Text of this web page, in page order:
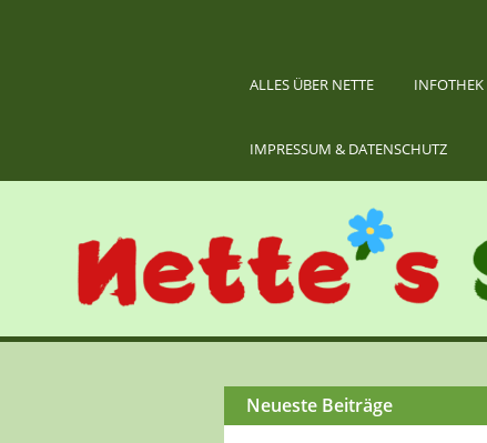
ALLES ÜBER NETTE INFOTHEK
IMPRESSUM & DATENSCHUTZ
Neueste Beiträge